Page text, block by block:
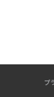
プ